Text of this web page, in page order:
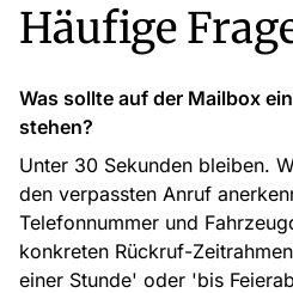
Häufige
Was sollte auf der Mailbox
stehen?
Unter 30 Sekunden bleiben.
den verpassten Anruf
Telefonnummer und
konkreten Rückruf-
einer Stunde' oder 'bis